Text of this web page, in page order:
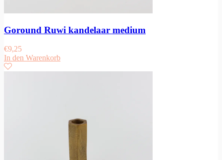
Goround Ruwi kandelaar medium
€9,25
In den Warenkorb